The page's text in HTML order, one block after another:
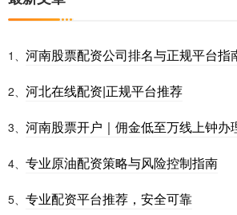
1、 河南股票配资公司排名与正规平台指
2、 河北在线配资|正规平台推荐
3、 河南股票开户｜佣金低至万线上钟办
4、 专业原油配资策略与风险控制指南
5、 专业配资平台推荐，安全可靠